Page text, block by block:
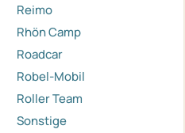
Reimo
Rhön Camp
Roadcar
Robel-Mobil
Roller Team
Sonstige